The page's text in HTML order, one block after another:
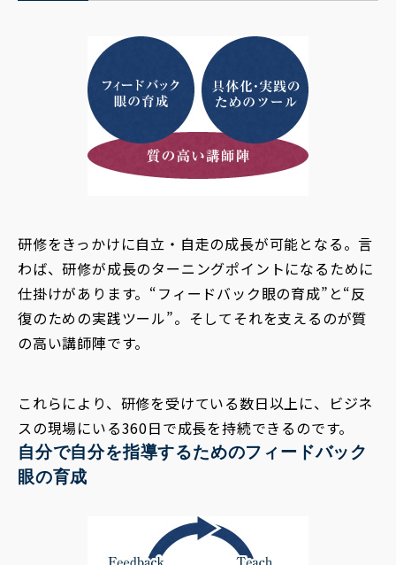
研修をきっかけに自立・自走の成長が可能となる。言
わば、研修が成長のターニングポイントになるために
仕掛けがあります。“フィードバック眼の育成”と“反
復のための実践ツール”。そしてそれを支えるのが質
の高い講師陣です。
これらにより、研修を受けている数日以上に、ビジネ
スの現場にいる360日で成長を持続できるのです。
自分で自分を指導するためのフィードバック
眼の育成